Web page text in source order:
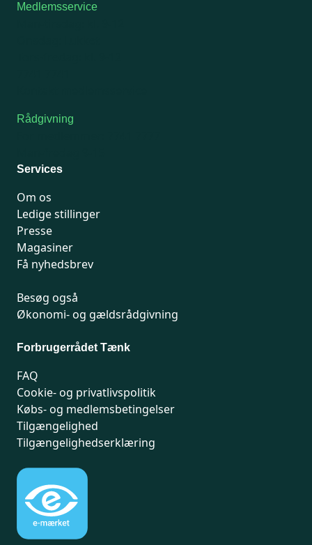
Medlemsservice
Rådgivning
Services
Om os
Ledige stillinger
Presse
Magasiner
Få nyhedsbrev
Besøg også
Økonomi- og gældsrådgivning
Forbrugerrådet Tænk
FAQ
Cookie- og privatlivspolitik
Købs- og medlemsbetingelser
Tilgængelighed
Tilgængelighedserklæring